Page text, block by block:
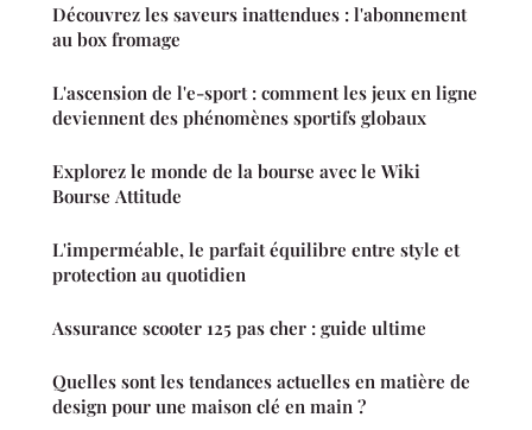
Découvrez les saveurs inattendues : l'abonnement
au box fromage
L'ascension de l'e-sport : comment les jeux en ligne
deviennent des phénomènes sportifs globaux
Explorez le monde de la bourse avec le Wiki
Bourse Attitude
L'imperméable, le parfait équilibre entre style et
protection au quotidien
Assurance scooter 125 pas cher : guide ultime
Quelles sont les tendances actuelles en matière de
design pour une maison clé en main ?